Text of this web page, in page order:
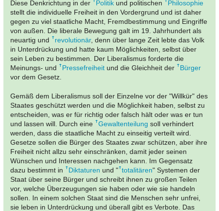
Diese Denkrichtung in der Politik und politischen
Philosophie
stellt die individuelle Freiheit in den Vordergrund und ist daher
gegen zu viel staatliche Macht, Fremdbestimmung und Eingriffe
von außen. Die liberale Bewegung galt im 19. Jahrhundert als
neuartig und
revolutionär, denn über lange Zeit lebte das Volk
in Unterdrückung und hatte kaum Möglichkeiten, selbst über
sein Leben zu bestimmen. Der Liberalismus forderte die
Meinungs- und
Pressefreiheit und die Gleichheit der
Bürger
vor dem Gesetz.
Gemäß dem Liberalismus soll der Einzelne vor der "Willkür" des
Staates geschützt werden und die Möglichkeit haben, selbst zu
entscheiden, was er für richtig oder falsch hält oder was er tun
und lassen will. Durch eine
Gewaltenteilung soll verhindert
werden, dass die staatliche Macht zu einseitig verteilt wird.
Gesetze sollen die Bürger des Staates zwar schützen, aber ihre
Freiheit nicht allzu sehr einschränken, damit jeder seinen
Wünschen und Interessen nachgehen kann. Im Gegensatz
dazu bestimmt in
Diktaturen und " totalitären" Systemen der
Staat über seine Bürger und schreibt ihnen zu großen Teilen
vor, welche Überzeugungen sie haben oder wie sie handeln
sollen. In einem solchen Staat sind die Menschen sehr unfrei,
sie leben in Unterdrückung und überall gibt es Verbote. Das